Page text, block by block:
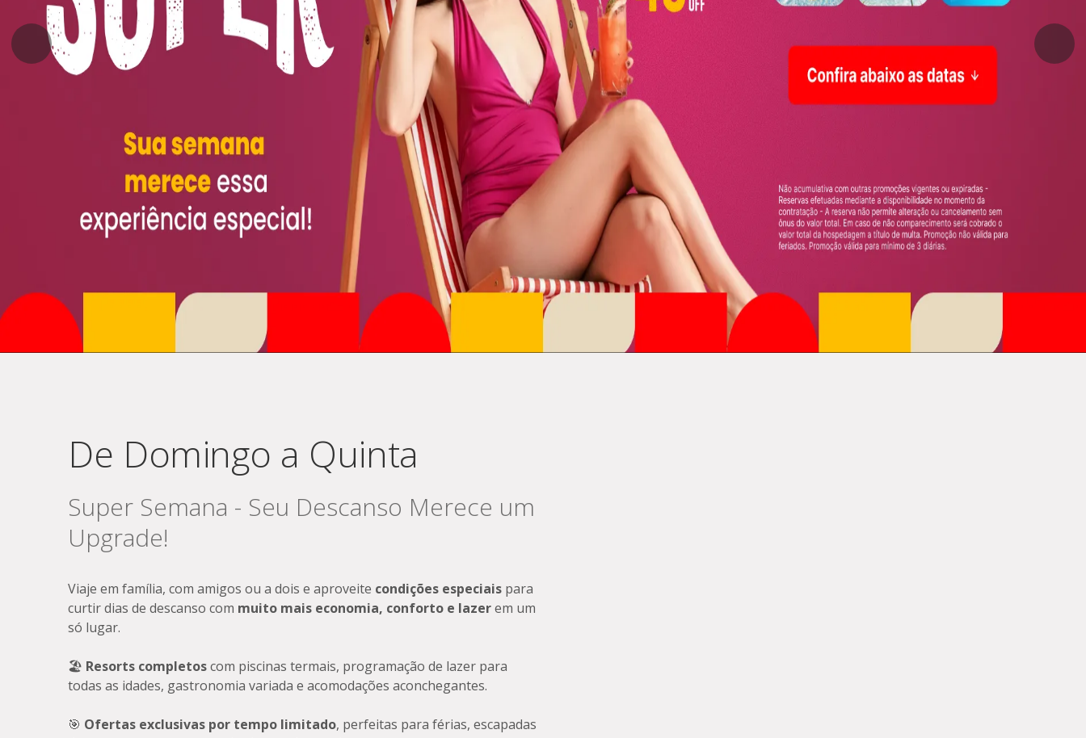
De Domingo a Quinta
Super Semana - Seu Descanso Merece um
Upgrade!
Viaje em família, com amigos ou a dois e aproveite condições especiais para
curtir dias de descanso com muito mais economia, conforto e lazerem um
só lugar.
🏖️ Resorts completoscom piscinas termais, programação de lazer para
todas as idades, gastronomia variada e acomodações aconchegantes.
🎯 Ofertas exclusivas por tempo limitado, perfeitas para férias, escapadas